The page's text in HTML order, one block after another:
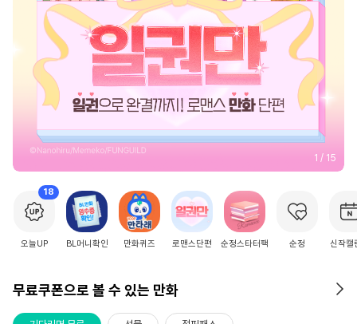
2 / 15
18
오늘UP BL머니확인 만화퀴즈 로맨스단편 순정스타터팩 순정 신작캘
무료쿠폰으로 볼 수 있는 만화